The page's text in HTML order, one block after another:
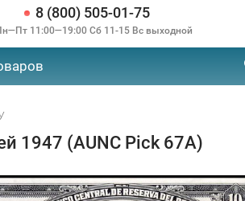
8 (800) 505-01-75
11:00—19:00 Сб 11-15 Вс выходной
1947 (AUNC Pick 67A)